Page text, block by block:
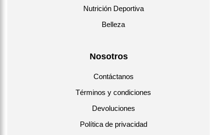
Nutrición Deportiva
Belleza
Nosotros
Contáctanos
Términos y condiciones
Devoluciones
Política de privacidad